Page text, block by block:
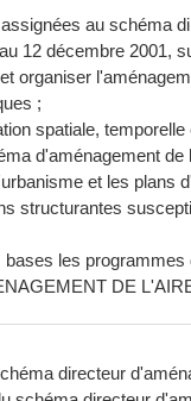
au schéma
12 décembre 2001,
organiser
;
spatiale,
d'aménagement
et les plans
structurantes
les
DE
directeur